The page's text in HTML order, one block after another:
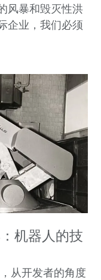
风暴和毁灭性洪
企业，我们必须
：机器人的技
，从开发者的角度